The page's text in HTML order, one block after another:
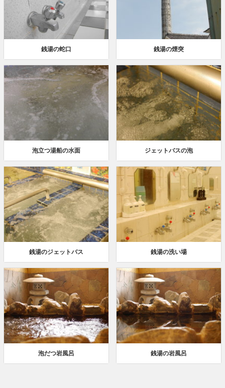
銭湯の蛇口 銭湯の煙突
泡立つ湯船の水面 ジェットバスの泡
銭湯のジェットバス 銭湯の洗い場
泡だつ岩風呂 銭湯の岩風呂